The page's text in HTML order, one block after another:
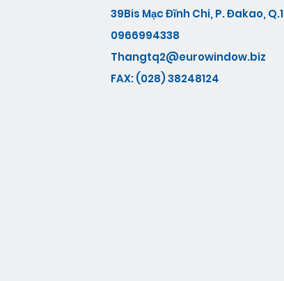
39Bis Mạc Đĩnh Chi, P. Đakao, Q.1
0966994338
Thangtq2@eurowindow.biz
FAX: (028) 38248124